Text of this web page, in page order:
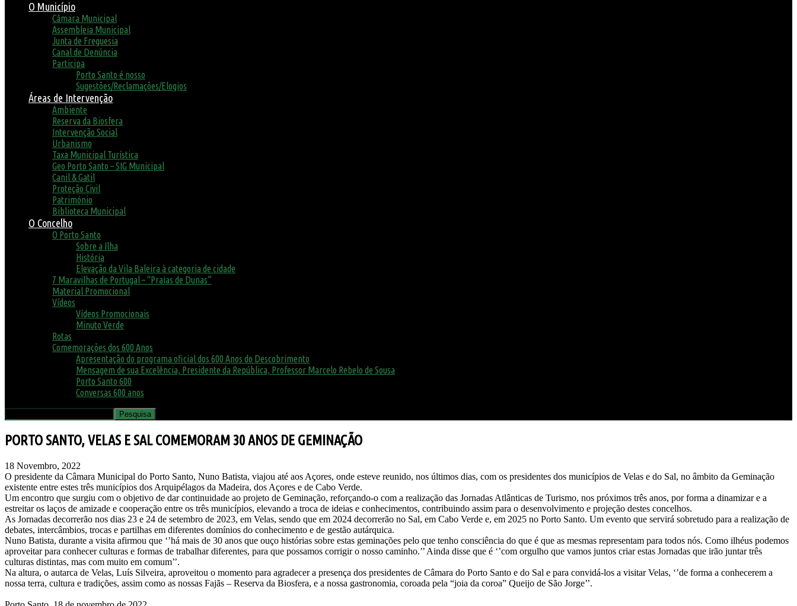
O Município
Câmara Municipal
Assembleia Municipal
Junta de Freguesia
Canal de Denúncia
Participa
Porto Santo é nosso
Sugestões/Reclamações/Elogios
Áreas de Intervenção
Ambiente
Reserva da Biosfera
Intervenção Social
Urbanismo
Taxa Municipal Turística
Geo Porto Santo – SIG Municipal
Canil & Gatil
Proteção Civil
Património
Biblioteca Municipal
O Concelho
O Porto Santo
Sobre a Ilha
História
Elevação da Vila Baleira à categoria de cidade
7 Maravilhas de Portugal – “Praias de Dunas”
Material Promocional
Vídeos
Vídeos Promocionais
Minuto Verde
Rotas
Comemorações dos 600 Anos
Apresentação do programa oficial dos 600 Anos do Descobrimento
Mensagem de sua Excelência, Presidente da República, Professor Marcelo Rebelo de Sousa
Porto Santo 600
Conversas 600 anos
PORTO SANTO, VELAS E SAL COMEMORAM 30 ANOS DE GEMINAÇÃO
18 Novembro, 2022
O presidente da Câmara Municipal do Porto Santo, Nuno Batista, viajou até aos Açores, onde esteve reunido, nos últimos dias, com os presidentes dos municípios de Velas e do Sal, no âmbito da Geminação
existente entre estes três municípios dos Arquipélagos da Madeira, dos Açores e de Cabo Verde.
Um encontro que surgiu com o objetivo de dar continuidade ao projeto de Geminação, reforçando-o com a realização das Jornadas Atlânticas de Turismo, nos próximos três anos, por forma a dinamizar e a
estreitar os laços de amizade e cooperação entre os três municípios, elevando a troca de ideias e conhecimentos, contribuindo assim para o desenvolvimento e projeção destes concelhos.
As Jornadas decorrerão nos dias 23 e 24 de setembro de 2023, em Velas, sendo que em 2024 decorrerão no Sal, em Cabo Verde e, em 2025 no Porto Santo. Um evento que servirá sobretudo para a realização de
debates, intercâmbios, trocas e partilhas em diferentes domínios do conhecimento e de gestão autárquica.
Nuno Batista, durante a visita afirmou que ‘’há mais de 30 anos que ouço histórias sobre estas geminações pelo que tenho consciência do que é que as mesmas representam para todos nós. Como ilhéus podemos
aproveitar para conhecer culturas e formas de trabalhar diferentes, para que possamos corrigir o nosso caminho.’’ Ainda disse que é ‘’com orgulho que vamos juntos criar estas Jornadas que irão juntar três
culturas distintas, mas com muito em comum’’.
Na altura, o autarca de Velas, Luís Silveira, aproveitou o momento para agradecer a presença dos presidentes de Câmara do Porto Santo e do Sal e para convidá-los a visitar Velas, ‘’de forma a conhecerem a
nossa terra, cultura e tradições, assim como as nossas Fajãs – Reserva da Biosfera, e a nossa gastronomia, coroada pela “joia da coroa” Queijo de São Jorge’’.